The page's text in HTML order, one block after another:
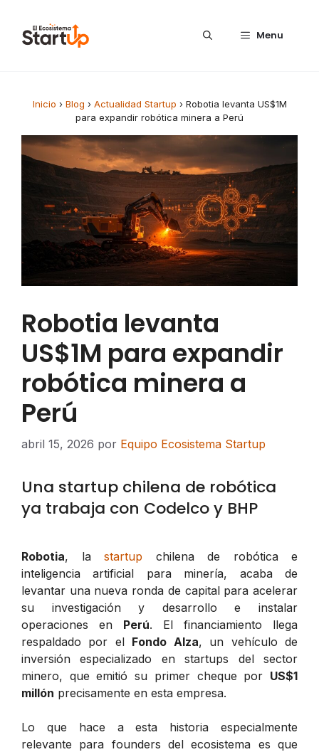
Menu
Inicio › Blog › Actualidad Startup › Robotia levanta US$1M
para expandir robótica minera a Perú
Robotia levanta
US$1M para expandir
robótica minera a
Perú
abril 15, 2026 por Equipo Ecosistema Startup
Una startup chilena de robótica
ya trabaja con Codelco y BHP
Robotia, la startup chilena de robótica e
inteligencia artificial para minería, acaba de
levantar una nueva ronda de capital para acelerar
su investigación y desarrollo e instalar
operaciones en Perú. El financiamiento llega
respaldado por el Fondo Alza, un vehículo de
inversión especializado en startups del sector
minero, que emitió su primer cheque por US$1
millón precisamente en esta empresa.
Lo que hace a esta historia especialmente
relevante para founders del ecosistema es que